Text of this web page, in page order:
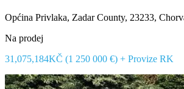
Općina Privlaka, Zadar County, 23233,
Na prodej
31,075,184KČ (1 250 000 €) + Provize RK